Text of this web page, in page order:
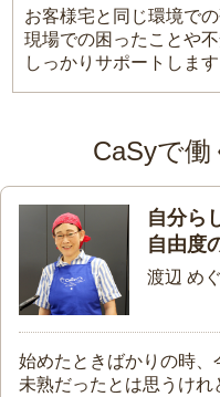
お客様宅と同じ環境で
現場での困ったことや
しっかりサポートします
CaSyで
自分ら
自由度
渡辺 め
始めたときばかりの時、
未熟だったとは思うけ